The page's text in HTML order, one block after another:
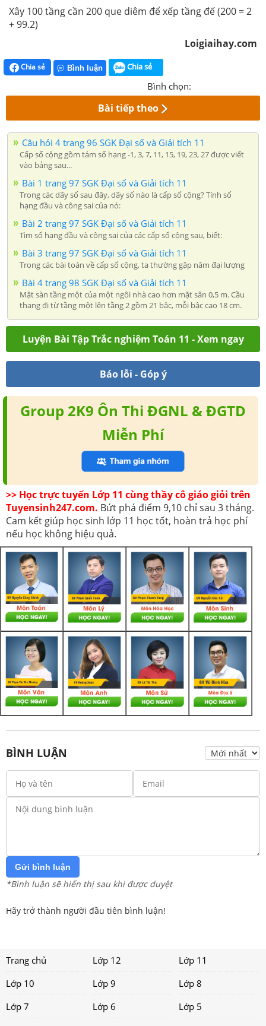
Xây 100 tầng cần 200 que diêm để xếp tầng đế (200 = 2
+ 99.2)
Loigiaihay.com
Chia sẻ Bình luận Chia sẻ
Bình chọn:
Bài tiếp theo
Câu hỏi 4 trang 96 SGK Đại số và Giải tích 11
Cấp số cộng gồm tám số hạng -1, 3, 7, 11, 15, 19, 23, 27 được viết
vào bảng sau...
Bài 1 trang 97 SGK Đại số và Giải tích 11
Trong các dãy số sau đây, dãy số nào là cấp số cộng? Tính số
hạng đầu và công sai của nó:
Bài 2 trang 97 SGK Đại số và Giải tích 11
Tìm số hạng đầu và công sai của các cấp số cộng sau, biết:
Bài 3 trang 97 SGK Đại số và Giải tích 11
Trong các bài toán về cấp số cộng, ta thường gặp năm đại lượng
Bài 4 trang 98 SGK Đại số và Giải tích 11
Mặt sàn tầng một của một ngôi nhà cao hơn mặt sân 0,5 m. Cầu
thang đi từ tầng một lên tầng 2 gồm 21 bậc, mỗi bậc cao 18 cm.
Luyện Bài Tập Trắc nghiệm Toán 11 - Xem ngay
Báo lỗi - Góp ý
Group 2K9 Ôn Thi ĐGNL & ĐGTD
Miễn Phí
>> Học trực tuyến Lớp 11 cùng thầy cô giáo giỏi trên
Tuyensinh247.com. Bứt phá điểm 9,10 chỉ sau 3 tháng.
Cam kết giúp học sinh lớp 11 học tốt, hoàn trả học phí
nếu học không hiệu quả.
BÌNH LUẬN
Gửi bình luận
*Bình luận sẽ hiển thị sau khi được duyệt
Hãy trở thành người đầu tiên bình luận!
Trang chủ Lớp 12
Lớp 11
Lớp 10
Lớp 9
Lớp 8
Lớp 7
Lớp 6
Lớp 5